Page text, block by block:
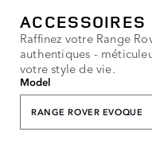
ACCESSOIRES
Raffinez votre Range
authentiques -
votre style de vie.
Model
RANGE ROVER EVOQUE